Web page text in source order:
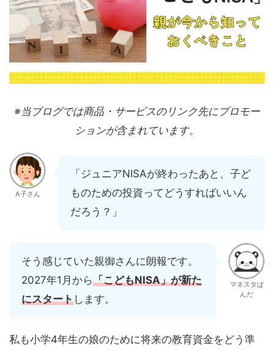
※当ブログでは商品・サービスのリンク先にプロモー
ションが含まれています。
A子さん
「ジュニアNISAが終わったあと、子ど
ものための投資ってどうすればいいん
だろう？」
そう感じていた親御さんに朗報です。
2027年1月から「こどもNISA」が新た
にスタートします。
マネスタぱ
んだ
私も小学4年生の娘のために将来の教育資金をどう準